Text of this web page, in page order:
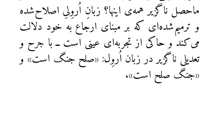
ماحصل ناگزیر همه‌ی اینها؟ زبانِ اُروِلیِ اصلاح‌شده
و ترمیم‌شده‌ای که بر مبنای ارجاع به خود دلالت
می‌کند و حاکی از تجربه‌ای عینی است ــ با جرح و
تعدیلی ناگزیر در زبان اُروِل: «صلح جنگ است» و
«جنگ صلح است».